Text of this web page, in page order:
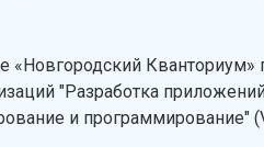
«Новгородский Кванториум»
"Разработка
и программирование"